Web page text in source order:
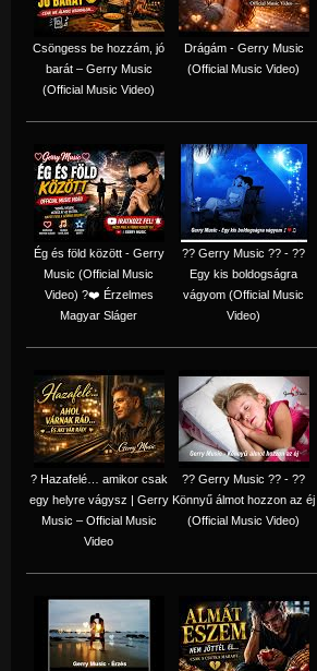
Csöngess be hozzám, jó
barát – Gerry Music
(Official Music Video)
Drágám - Gerry Music
(Official Music Video)
Ég és föld között - Gerry
Music (Official Music
Video) ?❤️ Érzelmes
Magyar Sláger
?? Gerry Music ?? - ??
Egy kis boldogságra
vágyom (Official Music
Video)
? Hazafelé… amikor csak
egy helyre vágysz | Gerry
Music – Official Music
Video
?? Gerry Music ?? - ??
Könnyű álmot hozzon az éj
(Official Music Video)